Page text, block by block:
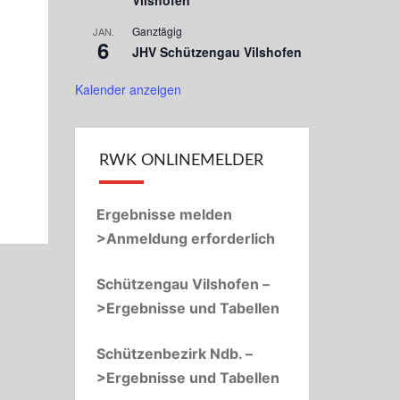
JAN.
6
Ganztägig
JHV Schützengau Vilshofen
Kalender anzeigen
RWK ONLINEMELDER
Ergebnisse melden
>Anmeldung erforderlich
Schützengau Vilshofen –
>Ergebnisse und Tabellen
Schützenbezirk Ndb. –
>Ergebnisse und Tabellen